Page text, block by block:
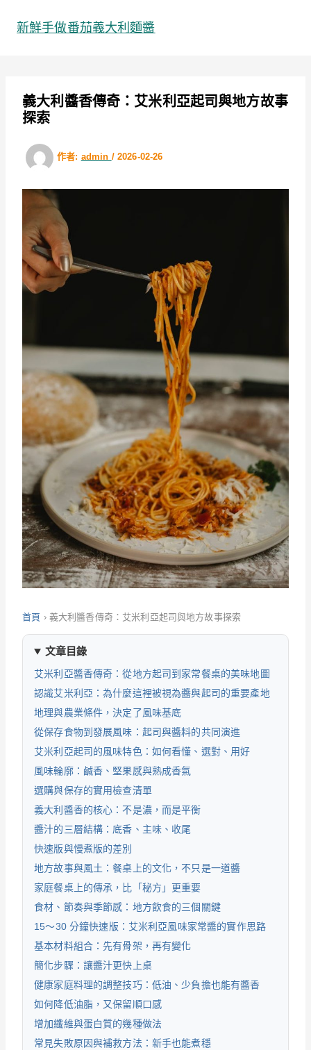
新鮮手做番茄義大利麵醬
義大利醬香傳奇：艾米利亞起司與地方故事
探索
作者: admin / 2026-02-26
首頁 › 義大利醬香傳奇：艾米利亞起司與地方故事探索
文章目錄
艾米利亞醬香傳奇：從地方起司到家常餐桌的美味地圖
認識艾米利亞：為什麼這裡被視為醬與起司的重要產地
地理與農業條件，決定了風味基底
從保存食物到發展風味：起司與醬料的共同演進
艾米利亞起司的風味特色：如何看懂、選對、用好
風味輪廓：鹹香、堅果感與熟成香氣
選購與保存的實用檢查清單
義大利醬香的核心：不是濃，而是平衡
醬汁的三層結構：底香、主味、收尾
快速版與慢煮版的差別
地方故事與風土：餐桌上的文化，不只是一道醬
家庭餐桌上的傳承，比「秘方」更重要
食材、節奏與季節感：地方飲食的三個關鍵
15～30 分鐘快速版：艾米利亞風味家常醬的實作思路
基本材料組合：先有骨架，再有變化
簡化步驟：讓醬汁更快上桌
健康家庭料理的調整技巧：低油、少負擔也能有醬香
如何降低油脂，又保留順口感
增加纖維與蛋白質的幾種做法
常見失敗原因與補救方法：新手也能煮穩